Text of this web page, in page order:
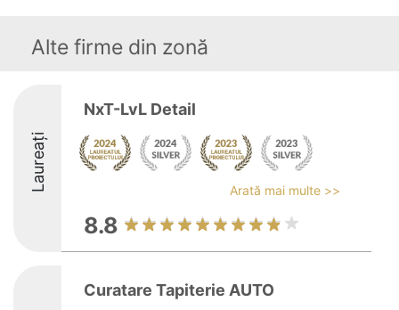
Alte firme din zonă
Laureați
NxT-LvL Detail
Arată mai multe >>
8.8
Curatare Tapiterie AUTO